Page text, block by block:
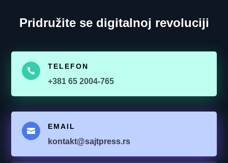
Pridružite se digitalnoj revoluciji

TELEFON
+381 65 2004-765

EMAIL
kontakt@sajtpress.rs